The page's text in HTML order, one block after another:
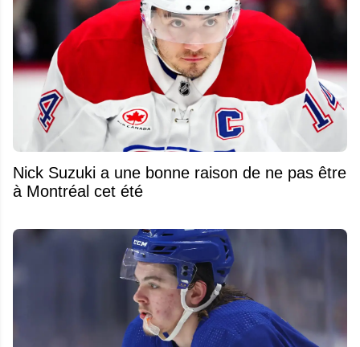
Nick Suzuki a une bonne raison de ne pas être
à Montréal cet été